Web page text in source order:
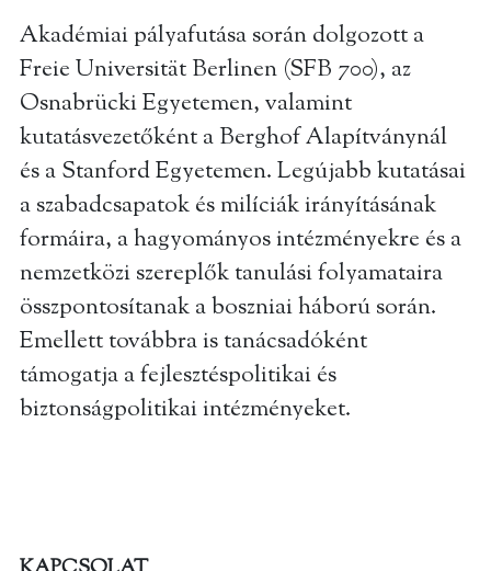
Akadémiai pályafutása során dolgozott a
Freie Universität Berlinen (SFB 700), az
Osnabrücki Egyetemen, valamint
kutatásvezetőként a Berghof Alapítványnál
és a Stanford Egyetemen. Legújabb kutatásai
a szabadcsapatok és milíciák irányításának
formáira, a hagyományos intézményekre és a
nemzetközi szereplők tanulási folyamataira
összpontosítanak a boszniai háború során.
Emellett továbbra is tanácsadóként
támogatja a fejlesztéspolitikai és
biztonságpolitikai intézményeket.